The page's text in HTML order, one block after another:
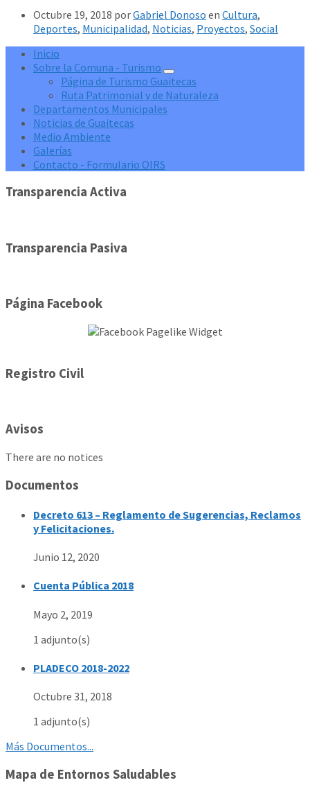
Octubre 19, 2018 porGabriel Donoso en Cultura,
Deportes, Municipalidad, Noticias, Proyectos, Social
Inicio
Sobre la Comuna - Turismo
Página de Turismo Guaitecas
Ruta Patrimonial y de Naturaleza
Departamentos Municipales
Noticias de Guaitecas
Medio Ambiente
Galerías
Contacto - Formulario OIRS
Transparencia Activa
Transparencia Pasiva
Página Facebook
Registro Civil
Avisos
There are no notices
Documentos
Decreto 613 – Reglamento de Sugerencias, Reclamos
y Felicitaciones.
Junio 12, 2020
Cuenta Pública 2018
Mayo 2, 2019
1 adjunto(s)
PLADECO 2018-2022
Octubre 31, 2018
1 adjunto(s)
Más Documentos...
Mapa de Entornos Saludables